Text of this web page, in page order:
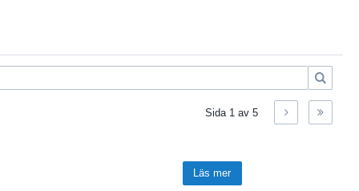
Sida 1 av 5
Läs mer